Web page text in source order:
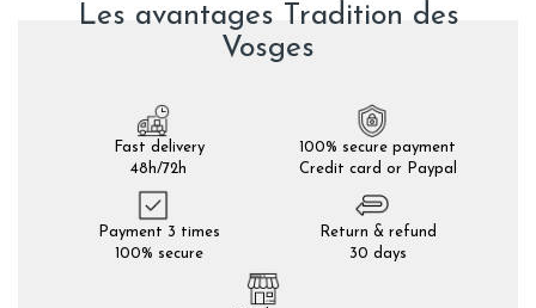
Les avantages Tradition des
Vosges
Fast delivery
48h/72h
100% secure payment
Credit card or Paypal
Payment 3 times
100% secure
Return & refund
30 days